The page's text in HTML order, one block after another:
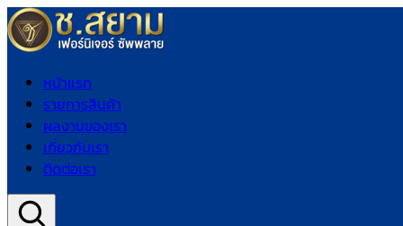
หน้าแรก
รายการสินค้า
ผลงานของเรา
เกี่ยวกับเรา
ติดต่อเรา